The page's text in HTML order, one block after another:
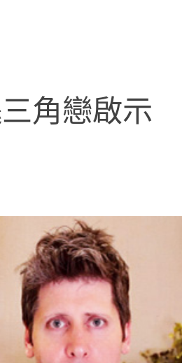
角戀啟示